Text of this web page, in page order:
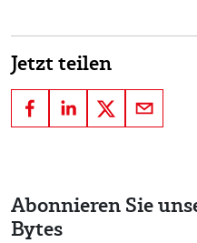
Jetzt teilen
Abonnieren Sie
Bytes